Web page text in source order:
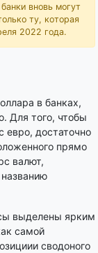
вновь могут
ту, которая
2022 года.
в банках,
Для того, чтобы
евро, достаточно
прямо
валют,
выделены ярким
самой
сводоного